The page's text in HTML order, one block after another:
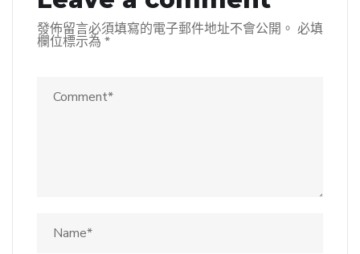
發佈留言必須填寫的電子郵件地址不會公開。 必填
欄位標示為 *